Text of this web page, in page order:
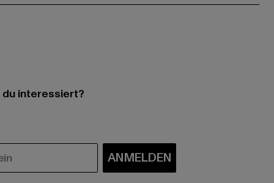
interessiert?
ANMELDEN